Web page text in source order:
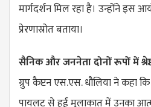
मार्गदर्शन मिल रहा है। उन्होंने इस
प्रेरणास्रोत बताया।
सैनिक और जननेता दोनों रूपों में
ग्रुप कैप्टन एस.एस. धौलिया ने कहा
पायलट से हुई मुलाकात में उनका